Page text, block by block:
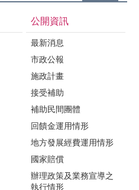
公開資訊
最新消息
市政公報
施政計畫
接受補助
補助民間團體
回饋金運用情形
地方發展經費運用情形
國家賠償
辦理政策及業務宣導之
執行情形